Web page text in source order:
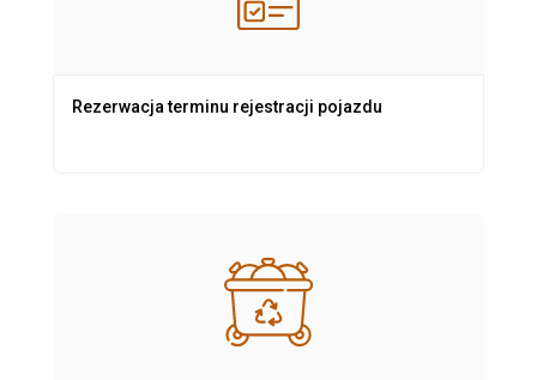
Rezerwacja terminu rejestracji pojazdu